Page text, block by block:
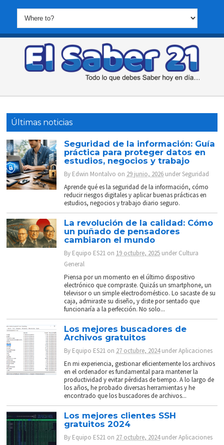
Últimas noticias
Seguridad de la información: Guía
práctica para proteger datos en
estudios, negocios y trabajo
By Edwin Montalvo on 29 junio, 2026 underSeguridad
Aprende qué es la seguridad de la información, cómo
reducir riesgos digitales y aplicar buenas prácticas en
estudios, negocios y trabajo diario seguro.
La revolución de la calidad: Cómo
un puñado de pensadores
cambiaron el mundo
By Equipo ES21 on 19 octubre, 2025 underCultura
General
Piensa por un momento en el último dispositivo
electrónico que compraste. Quizás un smartphone, un
televisor o un simple electrodoméstico. Lo sacaste de su
caja, admiraste su diseño, y diste por sentado que
funcionaría a la perfección. No solo...
Los mejores buscadores de
Archivos gratuitos
By Equipo ES21 on 27 octubre, 2024 underAplicaciones
En mi experiencia, gestionar eficientemente los archivos
en el ordenador es fundamental para mantener la
productividad y evitar pérdidas de tiempo. A lo largo de
los años, he probado diversas herramientas y he
encontrado que los buscadores de archivos...
Los mejores clientes SSH
gratuitos 2024
By Equipo ES21 on 27 octubre, 2024 underAplicaciones